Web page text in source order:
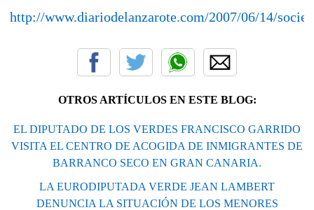
http://www.diariodelanzarote.com/2007/06/14/
OTROS ARTÍCULOS EN ESTE BLOG:
EL DIPUTADO DE LOS VERDES FRANCISCO GARRIDO
VISITA EL CENTRO DE ACOGIDA DE INMIGRANTES DE
BARRANCO SECO EN GRAN CANARIA.
LA EURODIPUTADA VERDE JEAN LAMBERT
DENUNCIA LA SITUACIÓN DE LOS MENORES